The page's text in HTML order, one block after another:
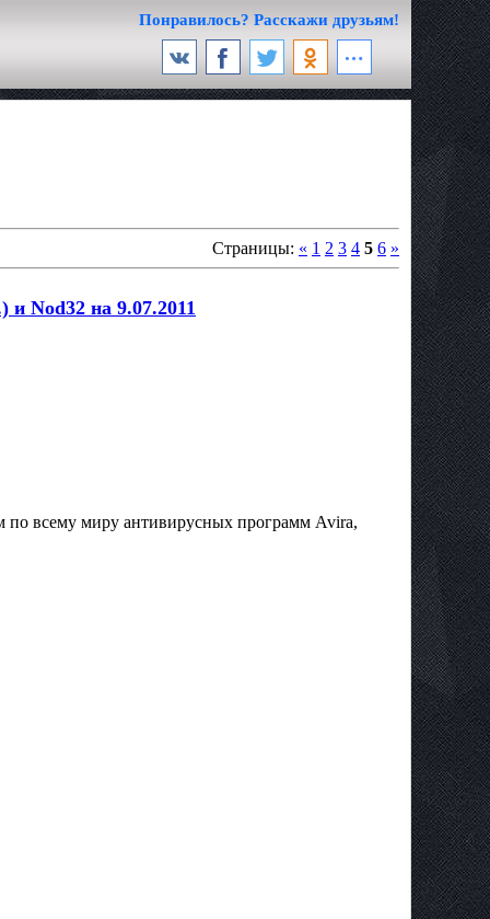
Понравилось? Расскажи друзьям!
Страницы: « 1 2 3 4 5 6 »
Nod32 на 9.07.2011
по всему миру антивирусных программ Avira,